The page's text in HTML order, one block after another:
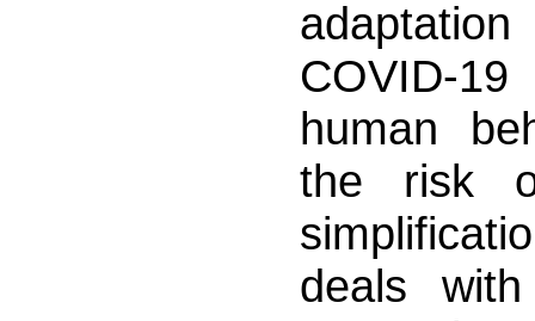
COVID-
human
the risk
deals